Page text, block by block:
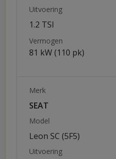
Uitvoering
1.2 TSI
Vermogen
81 kW (110 pk)
Merk
SEAT
Model
Leon SC (5F5)
Uitvoering